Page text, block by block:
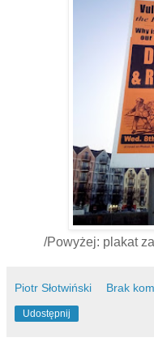
/Powyżej: plakat
Piotr Słotwiński Brak
Udostępnij